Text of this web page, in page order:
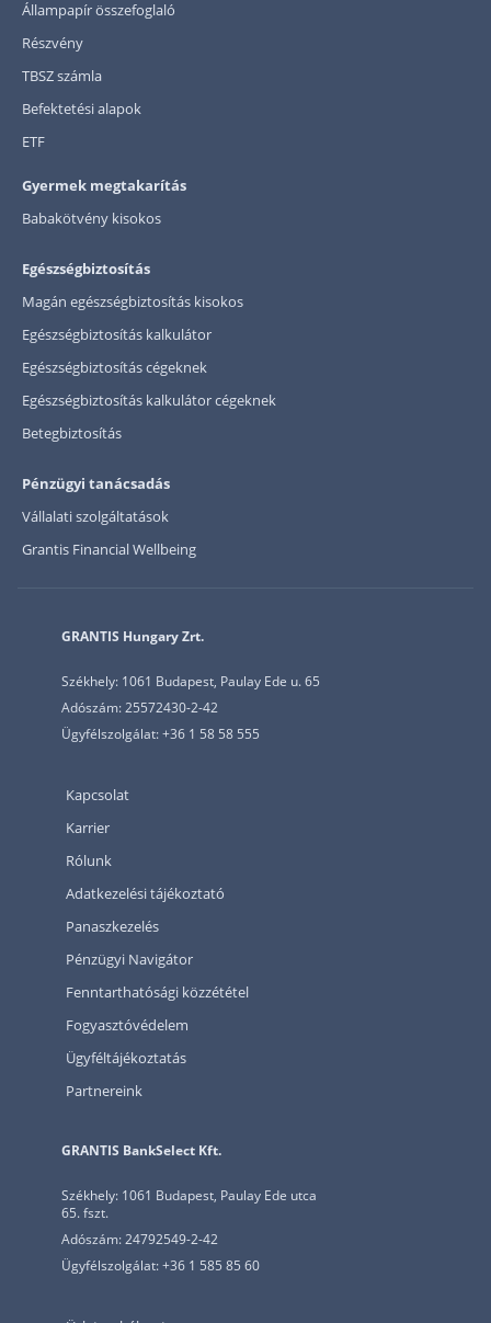
Állampapír összefoglaló
Részvény
TBSZ számla
Befektetési alapok
ETF
Gyermek megtakarítás
Babakötvény kisokos
Egészségbiztosítás
Magán egészségbiztosítás kisokos
Egészségbiztosítás kalkulátor
Egészségbiztosítás cégeknek
Egészségbiztosítás kalkulátor cégeknek
Betegbiztosítás
Pénzügyi tanácsadás
Vállalati szolgáltatások
Grantis Financial Wellbeing
GRANTIS Hungary Zrt.
Székhely: 1061 Budapest, Paulay Ede u. 65
Adószám: 25572430-2-42
Ügyfélszolgálat: +36 1 58 58 555
Kapcsolat
Karrier
Rólunk
Adatkezelési tájékoztató
Panaszkezelés
Pénzügyi Navigátor
Fenntarthatósági közzététel
Fogyasztóvédelem
Ügyféltájékoztatás
Partnereink
GRANTIS BankSelect Kft.
Székhely: 1061 Budapest, Paulay Ede utca
65. fszt.
Adószám: 24792549-2-42
Ügyfélszolgálat: +36 1 585 85 60